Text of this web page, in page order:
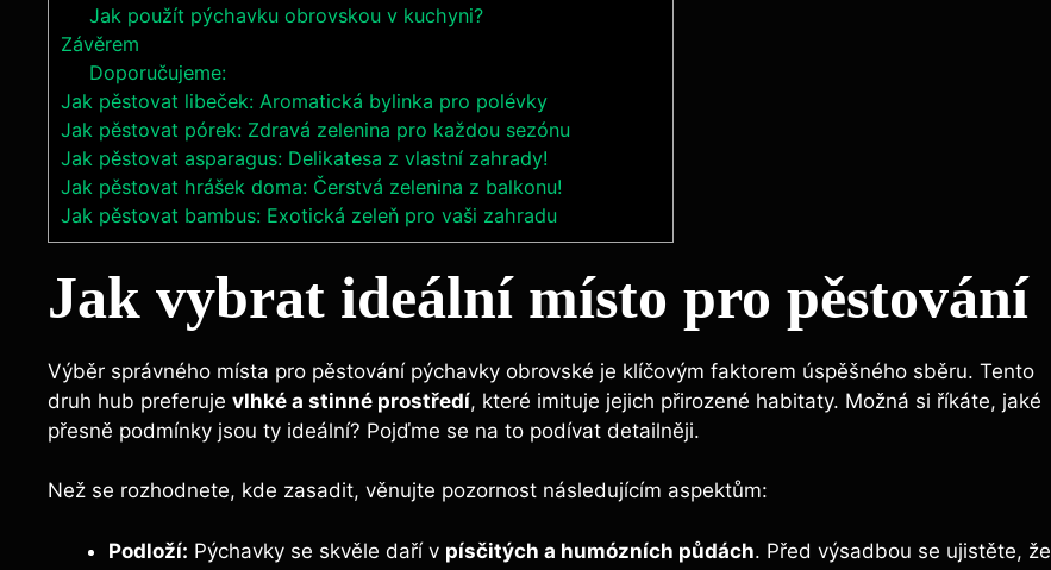
Jak použít pýchavku obrovskou‍ v kuchyni?
Závěrem
Doporučujeme:
Jak pěstovat libeček: Aromatická bylinka pro polévky
Jak pěstovat pórek: Zdravá zelenina pro každou sezónu
Jak pěstovat asparagus: Delikatesa z vlastní zahrady!
Jak pěstovat hrášek doma: Čerstvá zelenina z balkonu!
Jak pěstovat bambus: Exotická zeleň pro vaši zahradu
Jak vybrat ideální místo pro pěstování
Výběr​ správného místa pro pěstování pýchavky obrovské⁣ je ⁣klíčovým ⁢faktorem úspěšného​ sběru. Tento
druh hub preferuje vlhké​ a‍ stinné prostředí, které imituje jejich přirozené habitaty. Možná si ⁢říkáte,‍ jaké
‍přesně podmínky jsou ty ideální? Pojďme se na to podívat ⁣detailněji.
Než se rozhodnete, kde zasadit,‌ věnujte ​pozornost následujícím aspektům:
Podloží: Pýchavky se skvěle daří v písčitých a‍ humózních ⁤půdách. Před výsadbou se ‍ujistěte, že